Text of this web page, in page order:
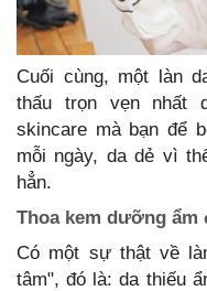
Cuối cùng, một làn
thấu trọn vẹn nhất
skincare mà bạn để
mỗi ngày, da dẻ vì
hẳn.
Thoa kem dưỡng ẩm
Có một sự thật về
tâm", đó là: da thiếu